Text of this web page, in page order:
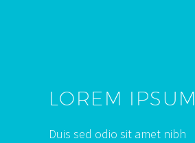
LOREM IPSUM
Duis sed odio sit amet nibh